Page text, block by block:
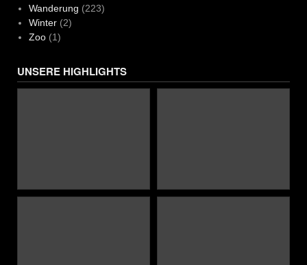
Wanderung (223)
Winter(2)
Zoo(1)
UNSERE HIGHLIGHTS